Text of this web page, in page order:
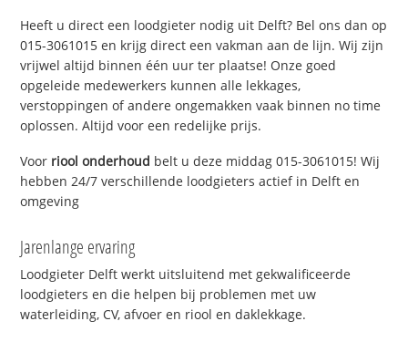
Heeft u direct een loodgieter nodig uit Delft? Bel ons dan op
015-3061015 en krijg direct een vakman aan de lijn. Wij zijn
vrijwel altijd binnen één uur ter plaatse! Onze goed
opgeleide medewerkers kunnen alle lekkages,
verstoppingen of andere ongemakken vaak binnen no time
oplossen. Altijd voor een redelijke prijs.
Voor riool onderhoud belt u deze middag 015-3061015! Wij
hebben 24/7 verschillende loodgieters actief in Delft en
omgeving
Jarenlange ervaring
Loodgieter Delft werkt uitsluitend met gekwalificeerde
loodgieters en die helpen bij problemen met uw
waterleiding, CV, afvoer en riool en daklekkage.